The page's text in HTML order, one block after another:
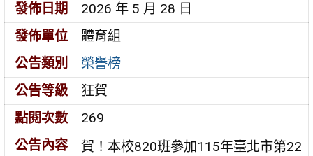
發佈日期
2026 年 5 月 28 日
發佈單位
體育組
公告類別
榮譽榜
公告等級
狂賀
點閱次數
269
公告內容
賀！本校820班參加115年臺北市第22